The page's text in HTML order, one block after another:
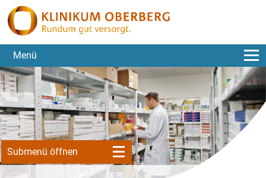
Menü
Submenü öffnen